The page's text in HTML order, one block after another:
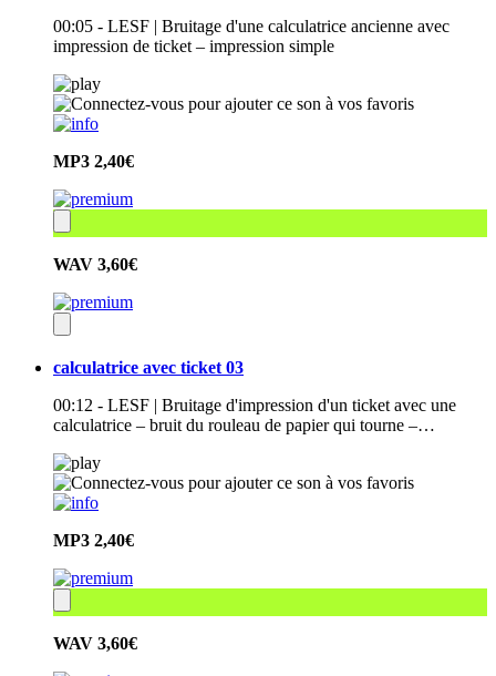
00:05 - LESF | Bruitage d'une calculatrice ancienne avec
impression de ticket – impression simple
MP3 2,40€
WAV 3,60€
calculatrice avec ticket 03
00:12 - LESF | Bruitage d'impression d'un ticket avec une
calculatrice – bruit du rouleau de papier qui tourne –…
MP3 2,40€
WAV 3,60€